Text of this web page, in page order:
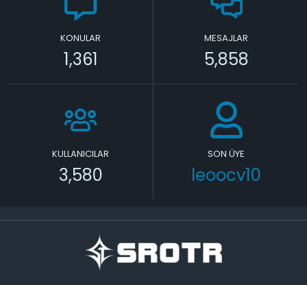
KONULAR
1,361
MESAJLAR
5,858
KULLANICILAR
3,580
SON ÜYE
leoocv10